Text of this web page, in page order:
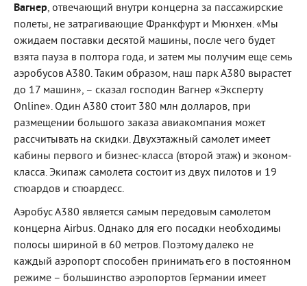
Вагнер, отвечающий внутри концерна за пассажирские
полеты, не затрагивающие Франкфурт и Мюнхен. «Мы
ожидаем поставки десятой машины, после чего будет
взята пауза в полтора года, и затем мы получим еще семь
аэробусов А380. Таким образом, наш парк А380 вырастет
до 17 машин», – сказал господин Вагнер «Эксперту
Online». Один А380 стоит 380 млн долларов, при
размещении большого заказа авиакомпания может
рассчитывать на скидки. Двухэтажный самолет имеет
кабины первого и бизнес-класса (второй этаж) и эконом-
класса. Экипаж самолета состоит из двух пилотов и 19
стюардов и стюардесс.
Аэробус А380 является самым передовым самолетом
концерна Airbus. Однако для его посадки необходимы
полосы шириной в 60 метров. Поэтому далеко не
каждый аэропорт способен принимать его в постоянном
режиме – большинство аэропортов Германии имеет